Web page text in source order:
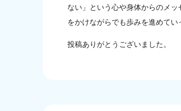
ない」という心や身体からのメ
をかけながらでも歩みを進めてい
投稿ありがとうございました。